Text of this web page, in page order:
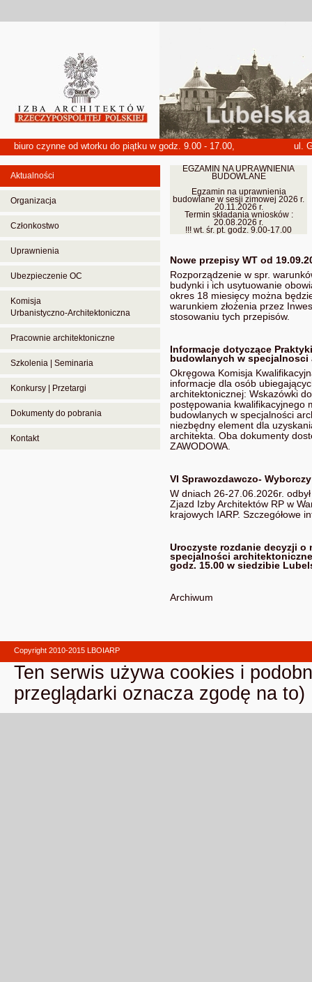
biuro czynne od wtorku do piątku w godz. 9.00 - 17.00, ul.
Aktualności
Organizacja
Członkostwo
Uprawnienia
Ubezpieczenie OC
Komisja
Urbanistyczno-Architektoniczna
Pracownie architektoniczne
Szkolenia | Seminaria
Konkursy | Przetargi
Dokumenty do pobrania
Kontakt
EGZAMIN NA UPRAWNIENIA
BUDOWLANE
Egzamin na uprawnienia
budowlane w sesji zimowej 2026 r.
20.11.2026 r.
Termin składania wniosków :
20.08.2026 r.
!!! wt. śr. pt. godz. 9.00-17.00
Nowe przepisy WT od
Rozporządzenie w spr.
budynki i ich usytuowanie
okres 18 miesięcy można
warunkiem złożenia przez
stosowaniu tych przepisów.
Informacje dotyczące
budowlanych w
Okręgowa Komisja
informacje dla osób
architektonicznej: Wskazówki
postępowania kwalifikacyjnego
budowlanych w specjalności
niezbędny element dla
architekta. Oba dokumenty
ZAWODOWA.
VI Sprawozdawczo-
W dniach 26-27.06.2026r.
Zjazd Izby Architektów RP w
krajowych IARP. Szczegółowe
Uroczyste rozdanie decyzji
specjalności
godz. 15.00 w siedzibie
Archiwum
Copyright 2010-2015 LBOIARP
Ten serwis używa cookies i
przeglądarki oznacza zgodę na to)